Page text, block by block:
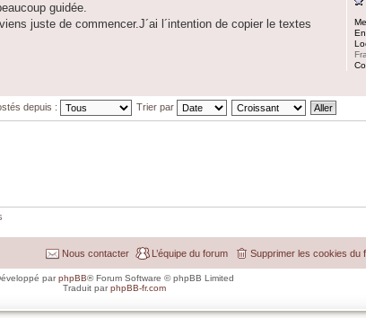
guidée.
juste de commencer.J´ai l´intention de copier le textes
depuis : Trier par
Supprimer les cookies du
L’équipe du forum
Nous contacter
parphpBB® Forum Software © phpBB Limited
Traduit parphpBB-fr.com